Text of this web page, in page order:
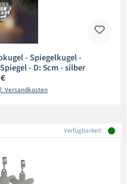
- Spiegelkugel -
- D: 5cm - silber
Preis:
Versandkosten
Verfügbarkeit: